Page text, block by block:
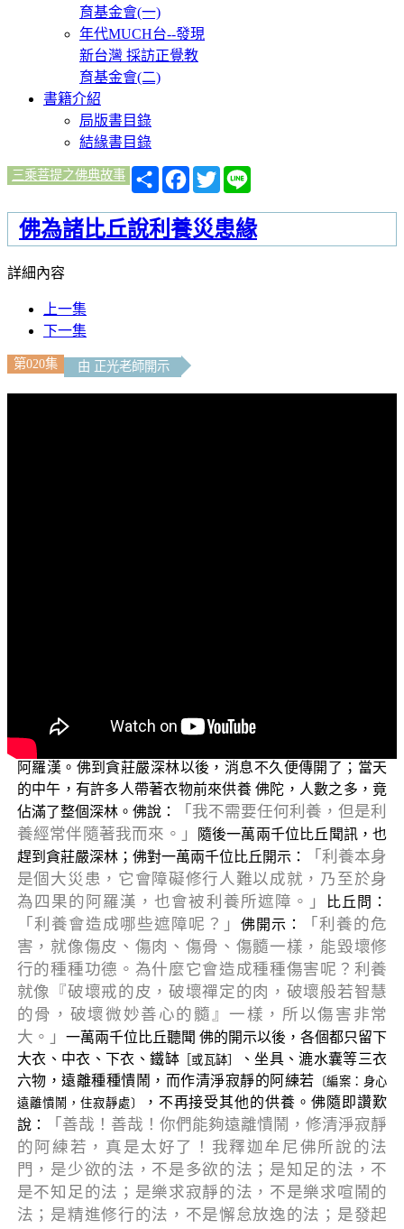
育基金會(一)
年代MUCH台--發現
新台灣 採訪正覺教
育基金會(二)
書籍介紹
局版書目錄
結緣書目錄
三乘菩提之佛典故事
分
享
Facebook
Twitter
佛為諸比丘說利養災患緣
詳細內容
上一集
下一集
第020集 由 正光老師開示
佛在舍衛國時，厭患利養的緣故，躲避到一座名為貪
莊嚴的深林中，林中有一寺廟，住持是一位名叫那弋迦的
阿羅漢。佛到貪莊嚴深林以後，消息不久便傳開了；當天
的中午，有許多人帶著衣物前來供養 佛陀，人數之多，竟
佔滿了整個深林。佛說：
「我不需要任何利養，但是利
養經常伴隨著我而來。」
隨後一萬兩千位比丘聞訊，也
趕到貪莊嚴深林；佛對一萬兩千位比丘開示：
「利養本身
是個大災患，它會障礙修行人難以成就，乃至於身
為四果的阿羅漢，也會被利養所遮障。」
比丘問：
「利養會造成哪些遮障呢？」 佛開示：
「利養的危
害，就像傷皮、傷肉、傷骨、傷髓一樣，能毀壞修
行的種種功德。為什麼它會造成種種傷害呢？利養
就像『破壞戒的皮，破壞禪定的肉，破壞般若智慧
的骨，破壞微妙善心的髓』一樣，所以傷害非常
大。」 一萬兩千位比丘聽聞 佛的開示以後，各個都只留下
大衣、中衣、下衣、鐵缽［或瓦缽］
、坐具、漉水囊等三衣
六物，遠離種種憒鬧，而作清淨寂靜的阿練若 〔編案：身心
遠離憒鬧，住寂靜處〕
，不再接受其他的供養。佛隨即讚歎
說：
「善哉！善哉！你們能夠遠離憒鬧，修清淨寂靜
的阿練若，真是太好了！我釋迦牟尼佛所說的法
門，是少欲的法，不是多欲的法；是知足的法，不
是不知足的法；是樂求寂靜的法，不是樂求喧鬧的
法；是精進修行的法，不是懈怠放逸的法；是發起